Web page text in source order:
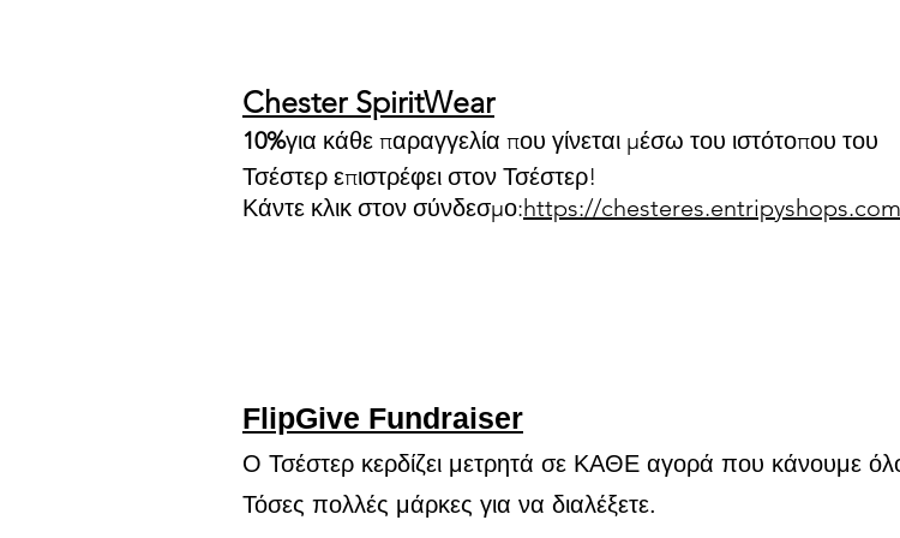
Chester SpiritWear
10%για κάθε παραγγελία που γίνεται μέσω του ιστότοπου του
Τσέστερ επιστρέφει στον Τσέστερ!
Κάντε κλικ στον σύνδεσμο:https://
FlipGive Fundraiser
Ο Τσέστερ κερδίζει μετρητά σε ΚΑΘΕ αγορά που κάνουμε
Τόσες πολλές μάρκες για να διαλέξετε.